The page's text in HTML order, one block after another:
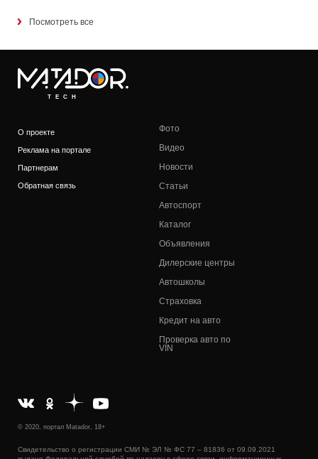
Посмотреть все
TECH
О проекте
Реклама на портале
Партнерам
Обратная связь
Фото
Видео
Новости
Статьи
Автоспорт
Каталог
Объявления
Дилерские центры
Автошколы
Страховка
Кредит на авто
Проверка авто по
VIN
© 2020, портал Matador, 18+
Свидетельство о регистрации СМИ № ЭЛ № ФС 77 – 81836 от 09.09.2021